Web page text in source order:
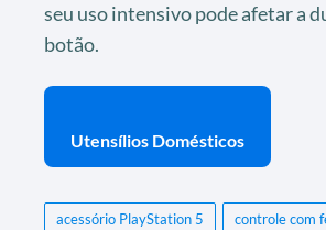
seu uso intensivo pode afetar a
botão.
Utensílios Domésticos
acessório PlayStation 5 controle com